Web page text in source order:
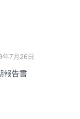
年7月26日
報告書